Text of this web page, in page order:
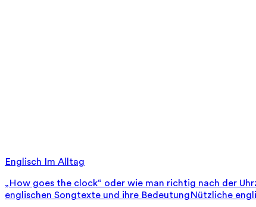
Englisch Im Alltag
„How goes the clock“ oder wie man richtig nach der
englischen Songtexte und ihre BedeutungNützliche